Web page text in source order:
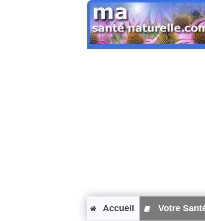
Accueil Votre